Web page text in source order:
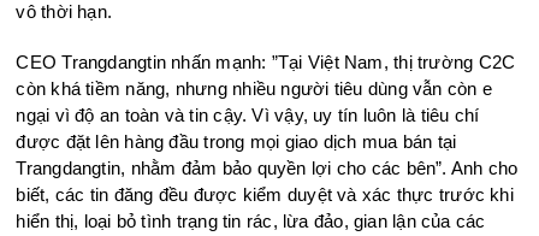
vô thời hạn.
CEO Trangdangtin nhấn mạnh: ”Tại Việt Nam, thị trường C2C
còn khá tiềm năng, nhưng nhiều người tiêu dùng vẫn còn e
ngại vì độ an toàn và tin cậy. Vì vậy, uy tín luôn là tiêu chí
được đặt lên hàng đầu trong mọi giao dịch mua bán tại
Trangdangtin, nhằm đảm bảo quyền lợi cho các bên”. Anh cho
biết, các tin đăng đều được kiểm duyệt và xác thực trước khi
hiển thị, loại bỏ tình trạng tin rác, lừa đảo, gian lận của các